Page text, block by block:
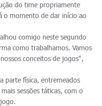
do time propriamente
o momento de dar início ao
comigo neste segundo
como trabalhamos. Vamos
conceitos de jogos",
parte física, entremeados
sessões táticas, com o